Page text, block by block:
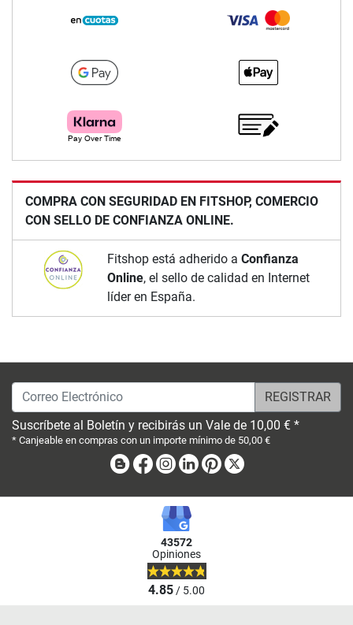
COMPRA CON SEGURIDAD EN FITSHOP, COMERCIO
CON SELLO DE CONFIANZA ONLINE.
Fitshop está adherido a Confianza
Online, el sello de calidad en Internet
líder en España.
Correo Electrónico
Suscríbete al Boletín y recibirás un Vale de 10,00 € *
* Canjeable en compras con un importe mínimo de 50,00 €
BlogFacebook
Instagram
LinkedinPinterest
43572
Opiniones
4.85/ 5.00